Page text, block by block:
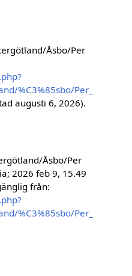
Åsbo/Per
%C3%85sbo/Per_
augusti 6, 2026).
Åsbo/Per
2026 feb 9, 15.49
från:
%C3%85sbo/Per_